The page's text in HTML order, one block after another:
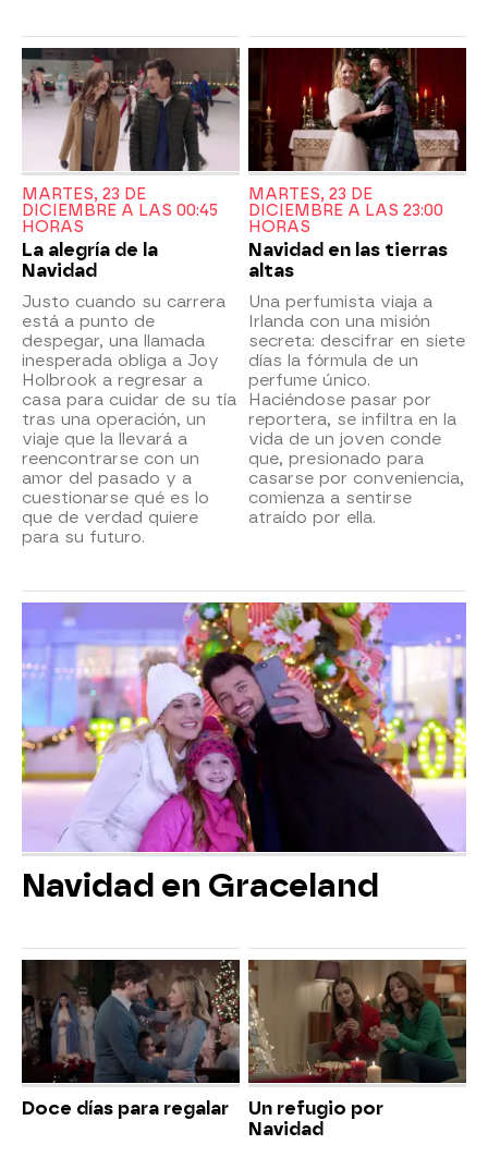
MARTES, 23 DE
DICIEMBRE A LAS 00:45
HORAS
La alegría de la
Navidad
Justo cuando su carrera
está a punto de
despegar, una llamada
inesperada obliga a Joy
Holbrook a regresar a
casa para cuidar de su tía
tras una operación, un
viaje que la llevará a
reencontrarse con un
amor del pasado y a
cuestionarse qué es lo
que de verdad quiere
para su futuro.
MARTES, 23 DE
DICIEMBRE A LAS 23:00
HORAS
Navidad en las tierras
altas
Una perfumista viaja a
Irlanda con una misión
secreta: descifrar en siete
días la fórmula de un
perfume único.
Haciéndose pasar por
reportera, se infiltra en la
vida de un joven conde
que, presionado para
casarse por conveniencia,
comienza a sentirse
atraído por ella.
Navidad en Graceland
Doce días para regalar
Un refugio por
Navidad